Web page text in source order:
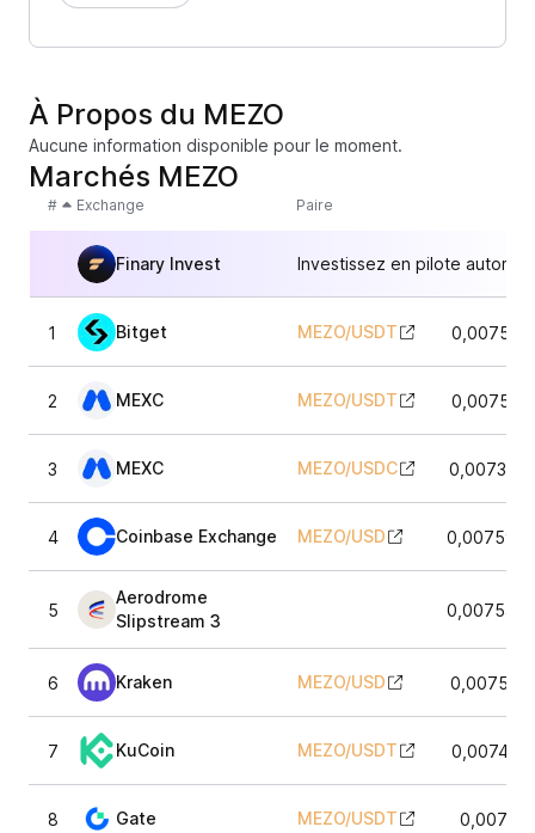
À Propos du MEZO
Aucune information disponible pour le moment.
Marchés MEZO
# Exchange Paire
Finary Invest Investissez en pilote
1 Bitget MEZO/USDT
2 MEXC MEZO/USDT
3 MEXC MEZO/USDC
4 Coinbase Exchange MEZO/USD
5
Aerodrome
Slipstream 3
6 Kraken MEZO/USD
7 KuCoin MEZO/USDT
8 Gate MEZO/USDT